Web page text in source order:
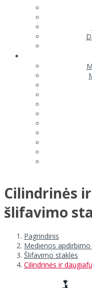
Cilindrinės
šlifavimo
Pagrindinis
Medienos apdirbimo
Šlifavimo staklės
Cilindrinės ir